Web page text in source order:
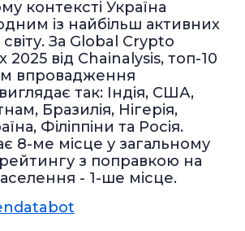
контексті Україна
із найбільш активних
За Global Crypto
від Chainalysis, топ-10
впровадження
так: Індія, США,
Бразилія, Нігерія,
Філіппіни та Росія.
8-ме місце у загальному
з поправкою на
- 1-ше місце.